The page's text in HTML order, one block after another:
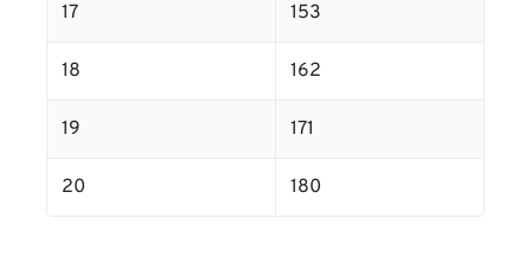
17 153
18 162
19 171
20 180